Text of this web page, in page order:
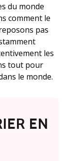
du monde
comment le
pas
les
tout pour
le monde.
EN